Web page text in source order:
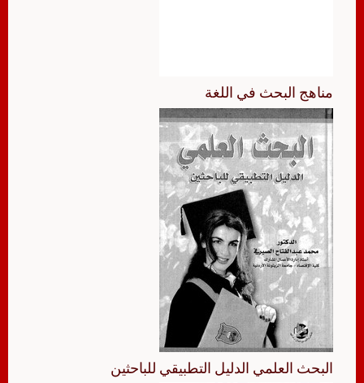
مناهج البحث في اللغة
البحث العلمي الدليل التطبيقي للباحثين